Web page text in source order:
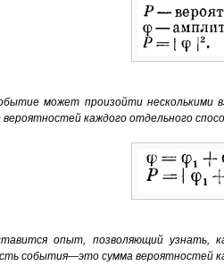
может произойти несколькими
каждого отдельного
опыт, позволяющий узнать,
события—это сумма вероятностей